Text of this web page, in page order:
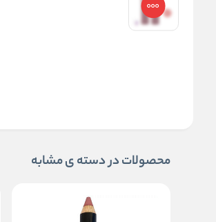
محصولات در دسته ی مشابه